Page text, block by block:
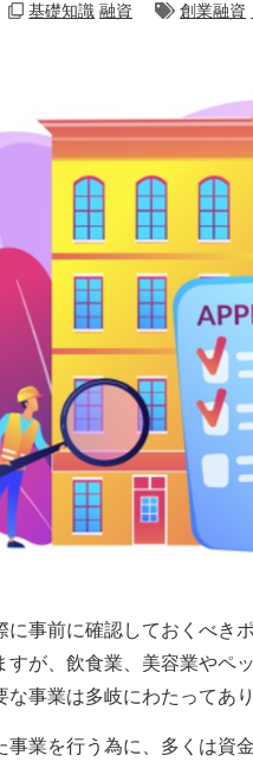
基礎知識 融資 創業融資
に事前に確認しておくべき
すが、飲食業、美容業やペ
な事業は多岐にわたってあり
事業を行う為に、多くは資